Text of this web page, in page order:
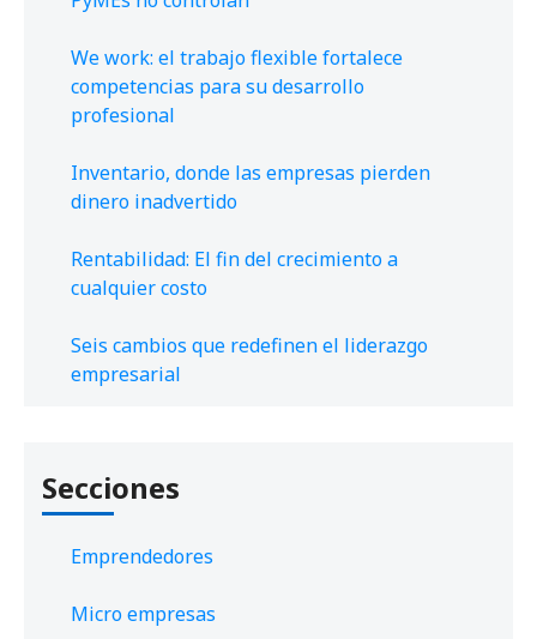
We work: el trabajo flexible fortalece
competencias para su desarrollo
profesional
Inventario, donde las empresas pierden
dinero inadvertido
Rentabilidad: El fin del crecimiento a
cualquier costo
Seis cambios que redefinen el liderazgo
empresarial
Secciones
Emprendedores
Micro empresas